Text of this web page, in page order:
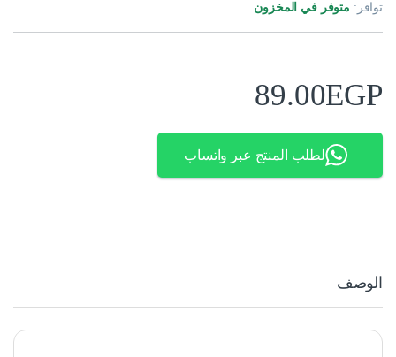
توافر: متوفر في المخزون
89.00EGP
لطلب المنتج عبر واتساب
الوصف